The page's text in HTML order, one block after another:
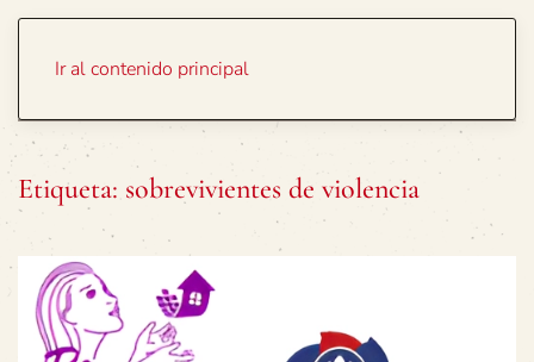
Ir al contenido principal
Etiqueta: sobrevivientes de violencia